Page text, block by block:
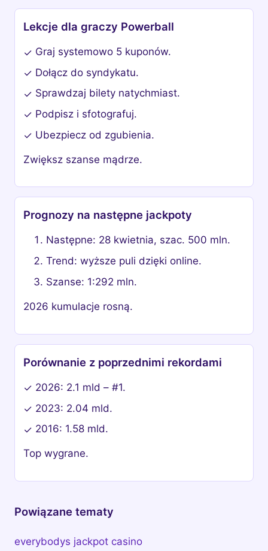
Lekcje dla graczy Powerball
✓ Graj systemowo 5 kuponów.
✓ Dołącz do syndykatu.
✓ Sprawdzaj bilety natychmiast.
✓ Podpisz i sfotografuj.
✓ Ubezpiecz od zgubienia.
Zwiększ szanse mądrze.
Prognozy na następne jackpoty
Następne: 28 kwietnia, szac. 500 mln.
Trend: wyższe puli dzięki online.
Szanse: 1:292 mln.
2026 kumulacje rosną.
Porównanie z poprzednimi rekordami
✓ 2026: 2.1 mld – #1.
✓ 2023: 2.04 mld.
✓ 2016: 1.58 mld.
Top wygrane.
Powiązane tematy
everybodys jackpot casino